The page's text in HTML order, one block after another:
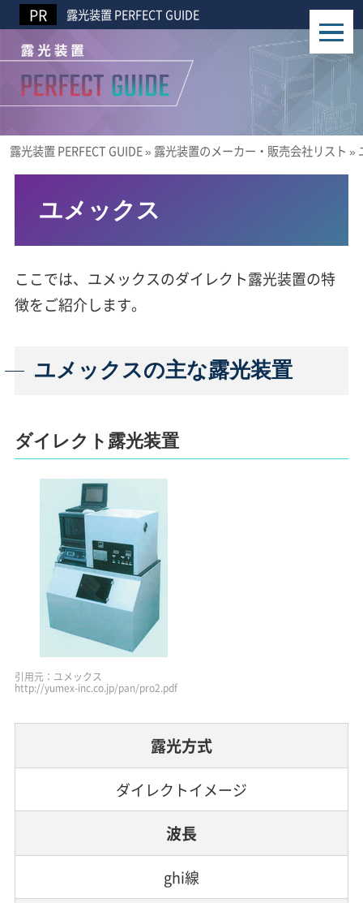
露光装置 PERFECT GUIDE
露光装置 PERFECT GUIDE» 露光装置のメーカー・販売会社リスト »
ユメックス
ここでは、ユメックスのダイレクト露光装置の特
徴をご紹介します。
ユメックスの主な露光装置
ダイレクト露光装置
引用元：ユメックス
http://yumex-inc.co.jp/pan/pro2.pdf
露光方式
ダイレクトイメージ
波長
ghi線